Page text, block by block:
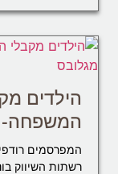
הילדים
המשפחה-
המפרסמים
רשתות השיווק